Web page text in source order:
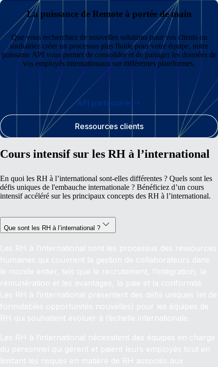
La puissance de Remote à portée de main
Que vous recherchiez de nouvelles solutions pour vos clients ou
souhaitiez créer un processus plus fluide pour votre équipe, notre
puissante API vous permet de consolider et de partager les données de
vos employés internationaux sur différentes plateformes.
API partenaires
Ressources clients
Cours intensif sur les RH à l’international
En quoi les RH à l’international sont-elles différentes ? Quels sont les
défis uniques de l'embauche internationale ? Bénéficiez d’un cours
intensif accéléré sur les principaux concepts des RH à l’international.
Que sont les RH à l’international ?
Les RH à l’international sont les processus des ressources
humaines qui couvrent la gestion de collaborateurs dans
le monde entier, tels que le recrutement, l’intégration, la
rémunération et les avantages, la paie et la conformité.
Les RH à l’international présentent des défis uniques (et de
formidables opportunités nouvelles) pour les équipes de
RH qui souhaitent évoluer à l’échelle internationale.
Les RH à l’international nécessitent des équipes en charge
du personnel qui gèrent et paient leurs employés tout en
limitant les risques en matière de RH associés aux